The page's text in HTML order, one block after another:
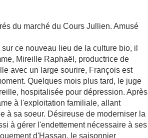
du marché du Cours Jullien. Amusé
ce nouveau lieu de la culture bio, il
Mireille Raphaël, productrice de
avec un large sourire, François est
Quelques mois plus tard, le juge
hospitalisée pour dépression. Après
à l'exploitation familiale, allant
à sa soeur. Désireuse de moderniser la
à gérer l'endettement nécessaire à ses
d'Hassan, le saisonnier